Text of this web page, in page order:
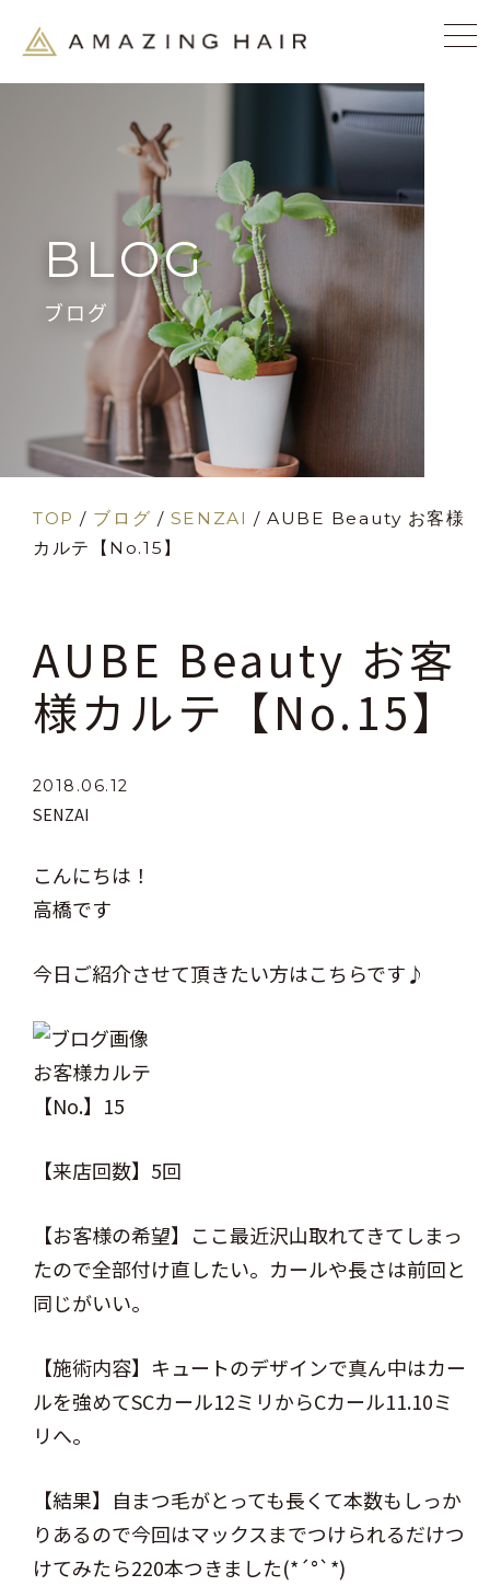
BLOG
ブログ
TOP / ブログ / SENZAI /AUBE Beauty お客様
カルテ【No.15】
AUBE Beauty お客
様カルテ【No.15】
2018.06.12
SENZAI
こんにちは！
高橋です
今日ご紹介させて頂きたい方はこちらです♪
お客様カルテ
【No.】15
【来店回数】5回
【お客様の希望】ここ最近沢山取れてきてしまっ
たので全部付け直したい。カールや長さは前回と
同じがいい。
【施術内容】キュートのデザインで真ん中はカー
ルを強めてSCカール12ミリからCカール11.10ミ
リへ。
【結果】自まつ毛がとっても長くて本数もしっか
りあるので今回はマックスまでつけられるだけつ
けてみたら220本つきました(*´°`*)